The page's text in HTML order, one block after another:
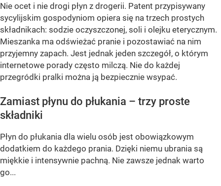
Nie ocet i nie drogi płyn z drogerii. Patent przypisywany
sycylijskim gospodyniom opiera się na trzech prostych
składnikach: sodzie oczyszczonej, soli i olejku eterycznym.
Mieszanka ma odświeżać pranie i pozostawiać na nim
przyjemny zapach. Jest jednak jeden szczegół, o którym
internetowe porady często milczą. Nie do każdej
przegródki pralki można ją bezpiecznie wsypać.
Zamiast płynu do płukania – trzy proste
składniki
Płyn do płukania dla wielu osób jest obowiązkowym
dodatkiem do każdego prania. Dzięki niemu ubrania są
miękkie i intensywnie pachną. Nie zawsze jednak warto
go...